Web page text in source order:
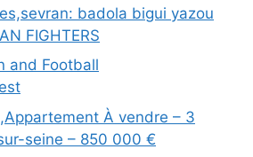
badola bigui yazou
FIGHTERS
and Football
À vendre – 3
seine – 850 000 €